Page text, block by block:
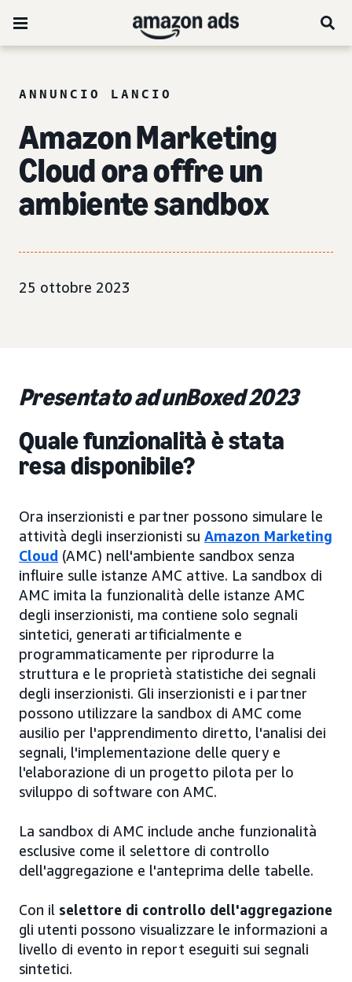
ANNUNCIO LANCIO
Amazon Marketing
Cloud ora offre un
ambiente sandbox
25 ottobre 2023
Presentato ad unBoxed 2023
Quale funzionalità è stata
resa disponibile?
Ora inserzionisti e partner possono simulare le
attività degli inserzionisti su Amazon Marketing
Cloud (AMC) nell'ambiente sandbox senza
influire sulle istanze AMC attive. La sandbox di
AMC imita la funzionalità delle istanze AMC
degli inserzionisti, ma contiene solo segnali
sintetici, generati artificialmente e
programmaticamente per riprodurre la
struttura e le proprietà statistiche dei segnali
degli inserzionisti. Gli inserzionisti e i partner
possono utilizzare la sandbox di AMC come
ausilio per l'apprendimento diretto, l'analisi dei
segnali, l'implementazione delle query e
l'elaborazione di un progetto pilota per lo
sviluppo di software con AMC.
La sandbox di AMC include anche funzionalità
esclusive come il selettore di controllo
dell'aggregazione e l'anteprima delle tabelle.
Con il selettore di controllo dell'aggregazione
gli utenti possono visualizzare le informazioni a
livello di evento in report eseguiti sui segnali
sintetici.